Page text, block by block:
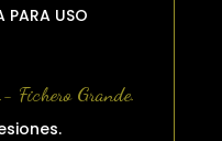
PARA USO
Fichero Grande.